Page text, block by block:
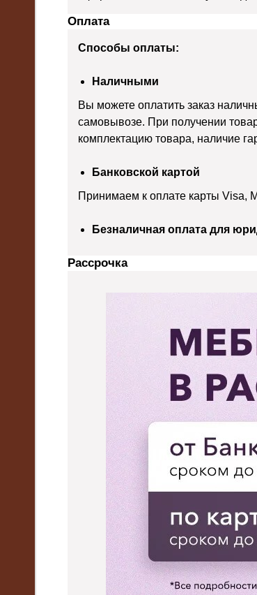
Оплата
Способы оплаты:
Наличными
Вы можете оплатить заказ
самовывозе. При получении
комплектацию товара, наличие
Банковской картой
Принимаем к оплате карты Visa,
Безналичная оплата для
Рассрочка